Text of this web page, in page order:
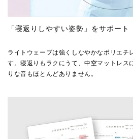
「寝返りしやすい姿勢」をサポート
ライトウェーブは強くしなやかなポリエチ
す。寝返りもラクにうて、中空マットレス
りな音もほとんどありません。